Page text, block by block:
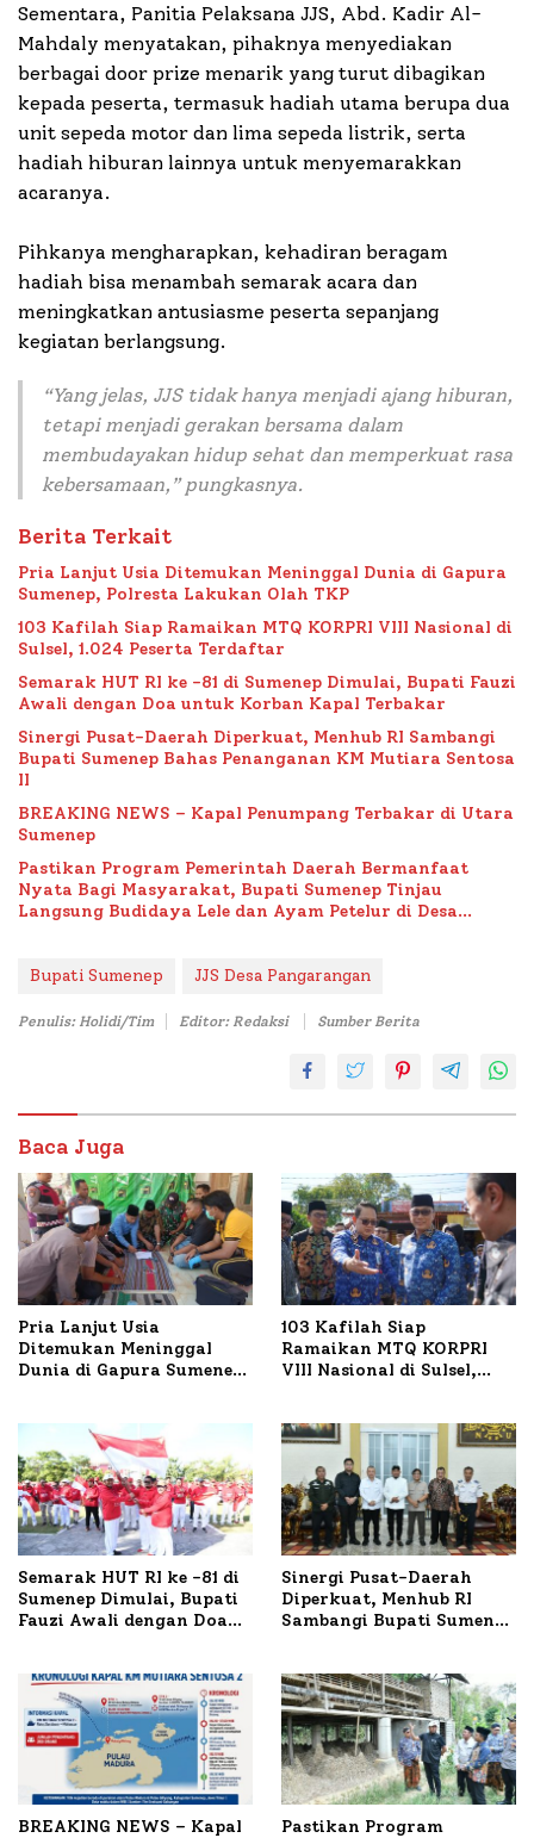
Sementara, Panitia Pelaksana JJS, Abd. Kadir Al-
Mahdaly menyatakan, pihaknya menyediakan
berbagai door prize menarik yang turut dibagikan
kepada peserta, termasuk hadiah utama berupa dua
unit sepeda motor dan lima sepeda listrik, serta
hadiah hiburan lainnya untuk menyemarakkan
acaranya.
Pihkanya mengharapkan, kehadiran beragam
hadiah bisa menambah semarak acara dan
meningkatkan antusiasme peserta sepanjang
kegiatan berlangsung.
“Yang jelas, JJS tidak hanya menjadi ajang hiburan,
tetapi menjadi gerakan bersama dalam
membudayakan hidup sehat dan memperkuat rasa
kebersamaan,”pungkasnya.
Berita Terkait
Pria Lanjut Usia Ditemukan Meninggal Dunia di Gapura
Sumenep, Polresta Lakukan Olah TKP
103 Kafilah Siap Ramaikan MTQ KORPRI VIII Nasional di
Sulsel, 1.024 Peserta Terdaftar
Semarak HUT RI ke -81 di Sumenep Dimulai, Bupati Fauzi
Awali dengan Doa untuk Korban Kapal Terbakar
Sinergi Pusat-Daerah Diperkuat, Menhub RI Sambangi
Bupati Sumenep Bahas Penanganan KM Mutiara Sentosa
II
BREAKING NEWS – Kapal Penumpang Terbakar di Utara
Sumenep
Pastikan Program Pemerintah Daerah Bermanfaat
Nyata Bagi Masyarakat, Bupati Sumenep Tinjau
Langsung Budidaya Lele dan Ayam Petelur di Desa
Bupati Sumenep JJS Desa Pangarangan
Penulis: Holidi/Tim Editor: Redaksi Sumber Berita
Baca Juga
Pria Lanjut Usia
Ditemukan Meninggal
Dunia di Gapura Sumenep,
103 Kafilah Siap
Ramaikan MTQ KORPRI
VIII Nasional di Sulsel,
Semarak HUT RI ke -81 di
Sumenep Dimulai, Bupati
Fauzi Awali dengan Doa
Sinergi Pusat-Daerah
Diperkuat, Menhub RI
Sambangi Bupati Sumenep
BREAKING NEWS – Kapal Pastikan Program